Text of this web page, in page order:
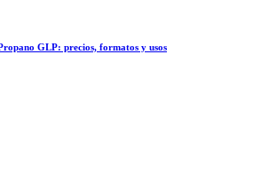
GLP: precios, formatos y usos